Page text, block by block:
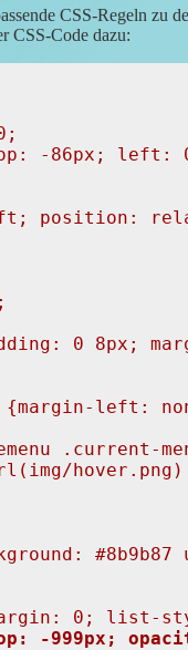
CSS-Regeln zu
CSS-Code dazu:
-86px; left:
position:
0 8px;
{margin-left:
.current-
0; list-
-999px;